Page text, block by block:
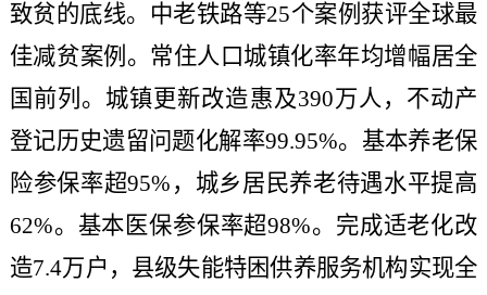
致贫的底线。中老铁路等25个案例获评全球最
佳减贫案例。常住人口城镇化率年均增幅居全
国前列。城镇更新改造惠及390万人，不动产
登记历史遗留问题化解率99.95%。基本养老保
险参保率超95%，城乡居民养老待遇水平提高
62%。基本医保参保率超98%。完成适老化改
造7.4万户，县级失能特困供养服务机构实现全